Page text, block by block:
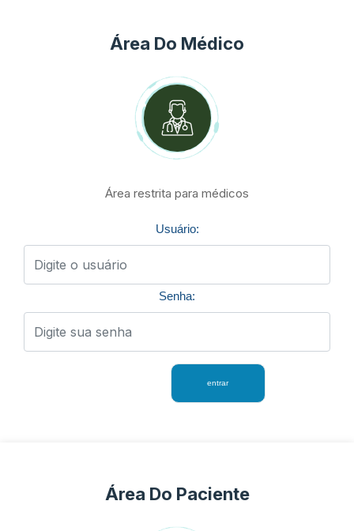
Área Do Médico
Área restrita para médicos
Usuário:
Senha:
Área Do Paciente